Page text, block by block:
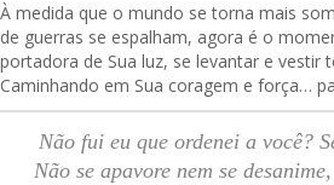
À medida que o mundo se torna mais
de guerras se espalham, agora é o
portadora de Sua luz, se levantar e vestir
Caminhando em Sua coragem e força…
Não fui eu que ordenei a você?
Não se apavore nem se